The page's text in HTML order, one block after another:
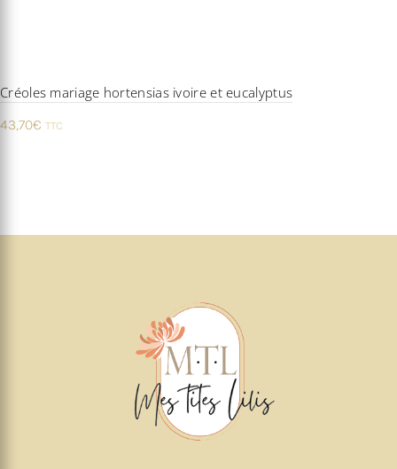
Créoles mariage hortensias ivoire et eucalyptus
43,70€ TTC